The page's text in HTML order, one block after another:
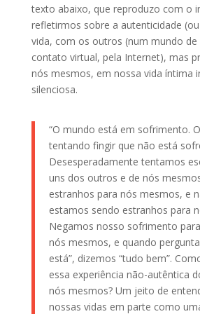
texto abaixo, que reproduzo com o
refletirmos sobre a autenticidade
vida, com os outros (num mundo de
contato virtual, pela Internet), mas
nós mesmos, em nossa vida íntima
silenciosa.
“O mundo está em sofrimento.
tentando fingir que não está
Desesperadamente tentamos
uns dos outros e de nós
estranhos para nós mesmos, e
estamos sendo estranhos para
Negamos nosso sofrimento
nós mesmos, e quando
está”, dizemos “tudo bem”.
essa experiência não-autêntica
nós mesmos? Um jeito de
nossas vidas em parte como